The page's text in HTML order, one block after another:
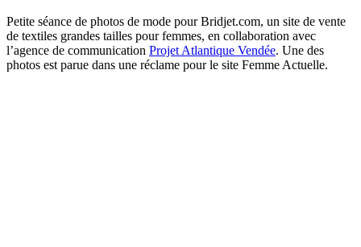
Petite séance de photos de mode pour Bridjet.com, un site de vente
de textiles grandes tailles pour femmes, en collaboration avec
l’agence de communication Projet Atlantique Vendée. Une des
photos est parue dans une réclame pour le site Femme Actuelle.